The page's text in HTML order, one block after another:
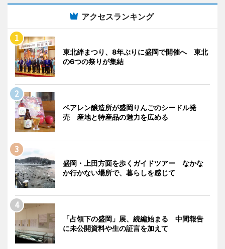
アクセスランキング
東北絆まつり、8年ぶりに盛岡で開催へ 東北
の6つの祭りが集結
ベアレン醸造所が盛岡りんごのシードル発
売 産地と特産品の魅力を広める
盛岡・上田方面を歩くガイドツアー なかな
か行かない場所で、暮らしを感じて
「占領下の盛岡」展、続編始まる 中間報告
に未公開資料や生の証言を加えて